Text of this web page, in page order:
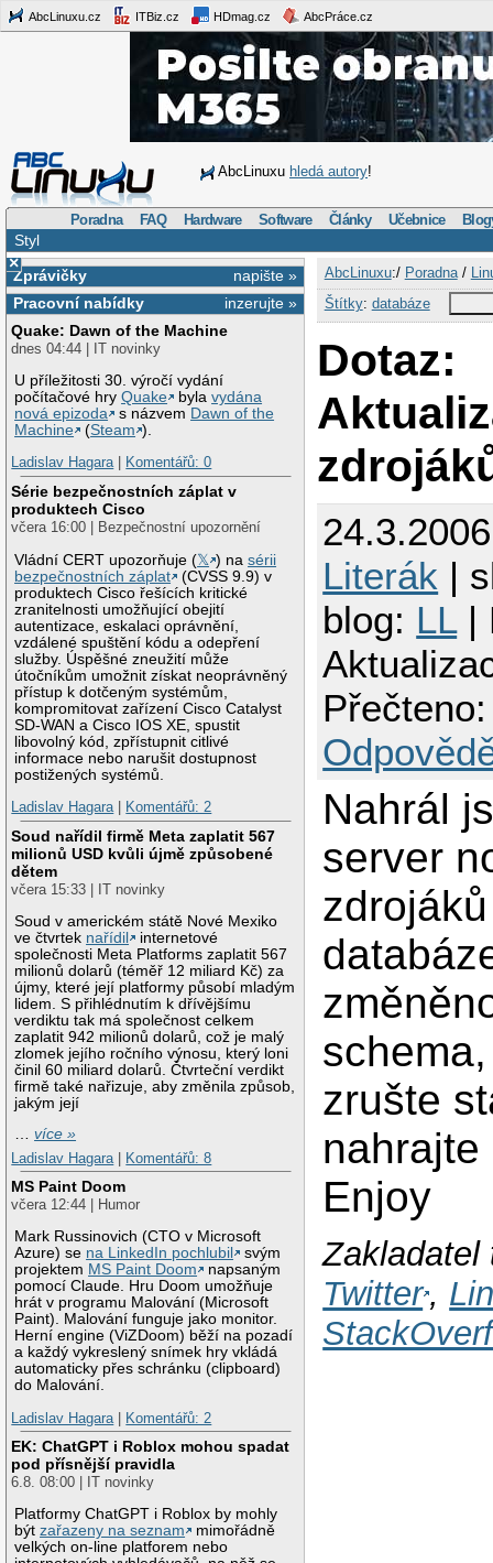
AbcLinuxu.cz ITBiz.cz HDmag.cz AbcPráce.cz
AbcLinuxu hledá autory!
Poradna FAQ Hardware Software Články Učebnice
Styl
×
napište »
Zprávičky
inzerujte »
Pracovní nabídky
Quake: Dawn of the Machine
dnes 04:44 | IT novinky
U příležitosti 30. výročí vydání
počítačové hryQuake bylavydána
nová epizoda
s názvem Dawn of the
Machine
(Steam ).
Ladislav Hagara| Komentářů: 0
Série bezpečnostních záplat v
produktech Cisco
včera 16:00 | Bezpečnostní upozornění
Vládní CERT upozorňuje (𝕏 ) nasérii
bezpečnostních záplat
(CVSS 9.9) v
produktech Cisco řešících kritické
zranitelnosti umožňující obejití
autentizace, eskalaci oprávnění,
vzdálené spuštění kódu a odepření
služby. Úspěšné zneužití může
útočníkům umožnit získat neoprávněný
přístup k dotčeným systémům,
kompromitovat zařízení Cisco Catalyst
SD-WAN a Cisco IOS XE, spustit
libovolný kód, zpřístupnit citlivé
informace nebo narušit dostupnost
postižených systémů.
Ladislav Hagara| Komentářů: 2
Soud nařídil firmě Meta zaplatit 567
milionů USD kvůli újmě způsobené
dětem
včera 15:33 | IT novinky
Soud v americkém státě Nové Mexiko
ve čtvrtek nařídil
internetové
společnosti Meta Platforms zaplatit 567
milionů dolarů (téměř 12 miliard Kč) za
újmy, které její platformy působí mladým
lidem. S přihlédnutím k dřívějšímu
verdiktu tak má společnost celkem
zaplatit 942 milionů dolarů, což je malý
zlomek jejího ročního výnosu, který loni
činil 60 miliard dolarů. Čtvrteční verdikt
firmě také nařizuje, aby změnila způsob,
jakým její
…více »
Ladislav Hagara
Komentářů: 8
MS Paint Doom
včera 12:44 | Humor
Mark Russinovich (CTO v Microsoft
Azure) se na LinkedIn pochlubil
svým
projektem MS Paint Doom
napsaným
pomocí Claude. Hru Doom umožňuje
hrát v programu Malování (Microsoft
Paint). Malování funguje jako monitor.
Herní engine (ViZDoom) běží na pozadí
a každý vykreslený snímek hry vkládá
automaticky přes schránku (clipboard)
do Malování.
Ladislav Hagara
Komentářů: 2
EK: ChatGPT i Roblox mohou spadat
pod přísnější pravidla
6.8. 08:00 | IT novinky
Platformy ChatGPT i Roblox by mohly
býtzařazeny na seznam
mimořádně
velkých on-line platforem nebo
AbcLinuxu:/ Poradna/
Štítky: databáze
Dotaz:
Literák |
blog: LL|
Nahrál
server
zrušte
nahrajte
Enjoy
Zakladatel
Twitter,